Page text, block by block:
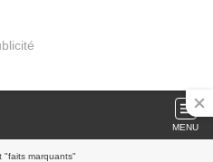
MENU
"faits marquants"